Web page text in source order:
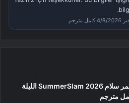
عرض سمر سلام SummerSlam 2026 الليلة
مترجم